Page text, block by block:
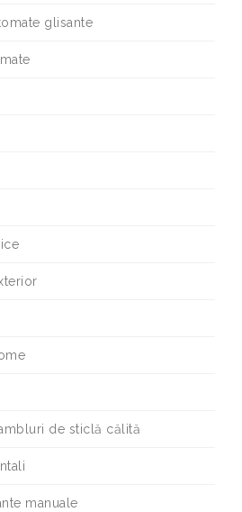
glisante
de sticlă călită
manuale